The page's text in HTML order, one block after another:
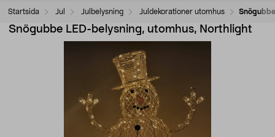
Startsida Jul Julbelysning Juldekorationer utomhus
Snögubbe LED-belysning, utomhus, Northlight